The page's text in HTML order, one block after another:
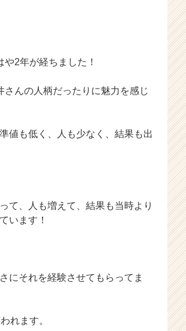
2年が経ちました！
んの人柄だったりに魅力を感じ
値も低く、人も少なく、結果も出
て、人も増えて、結果も当時より
います！
にそれを経験させてもらってま
れます。